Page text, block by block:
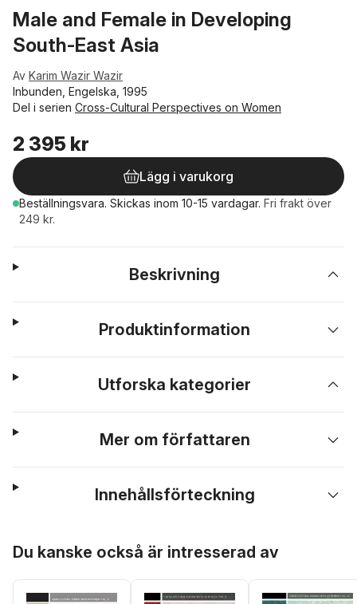
Male and Female in Developing
South-East Asia
Av Karim Wazir Wazir
Inbunden, Engelska, 1995
Del i serien Cross-Cultural Perspectives on Women
2 395 kr
Lägg i varukorg
Beställningsvara. Skickas inom 10-15 vardagar. Fri frakt över
249 kr.
Beskrivning
Produktinformation
Utforska kategorier
Mer om författaren
Innehållsförteckning
Du kanske också är intresserad av